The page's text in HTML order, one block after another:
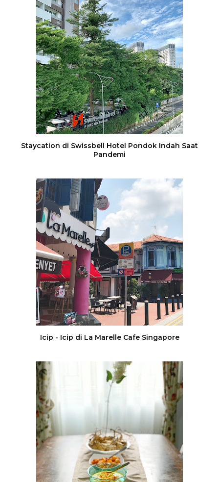
Staycation di Swissbell Hotel Pondok Indah Saat
Pandemi
Icip - Icip di La Marelle Cafe Singapore